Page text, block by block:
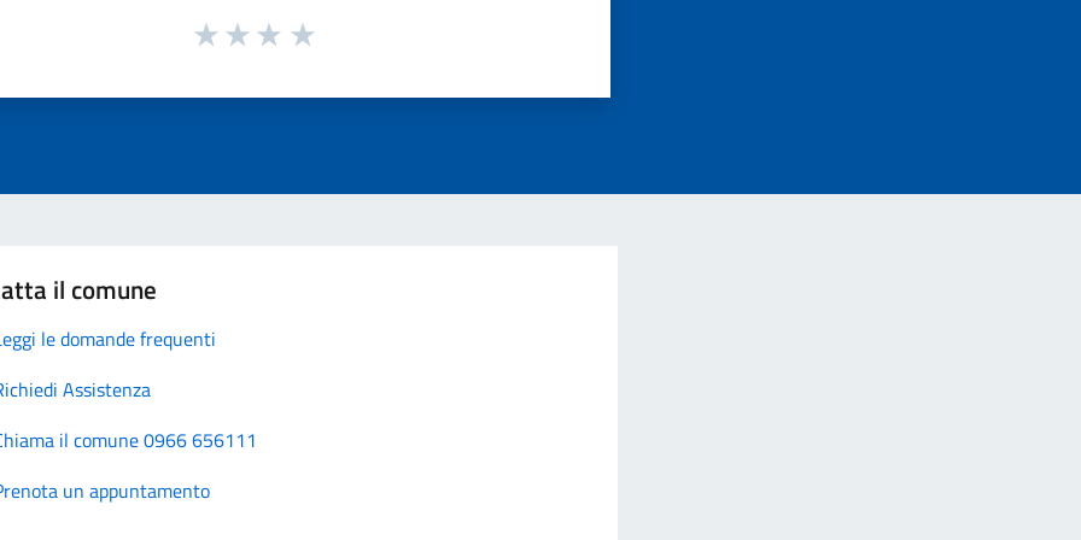
il comune
le domande frequenti
Assistenza
il comune 0966 656111
un appuntamento